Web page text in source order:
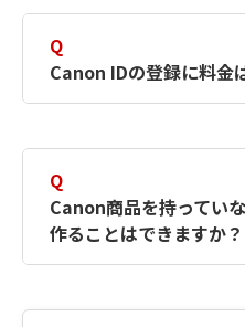
択したサービスか
簡単に作成できるよ
Canon IDの登録フ
Q
Canon IDの登録に料金
Q
Canon商品を持ってい
作ることはできますか？